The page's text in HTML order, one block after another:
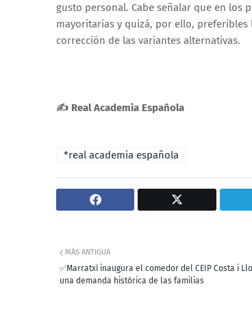
gusto personal. Cabe señalar que en los
mayoritarias y quizá, por ello,
corrección de las variantes alternativas.
✍ Real Academia Española
*real academia española
MÁS ANTIGUA
✅Marratxí inaugura el comedor del CEIP Costa i
una demanda histórica de las familias